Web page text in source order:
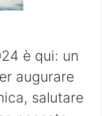
è qui: un
augurare
salutare